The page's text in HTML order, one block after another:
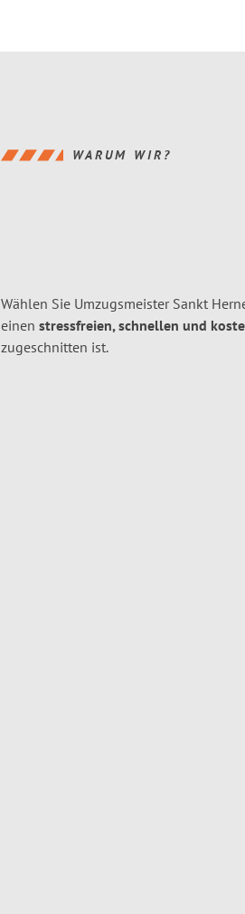
WARUM WIR?
Wählen Sie Umzugsmeister Sankt
einen stressfreien, schnellen und
zugeschnitten ist.